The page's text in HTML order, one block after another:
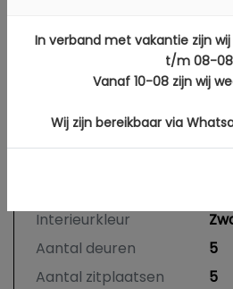
(internationaal)
APK vervaldatum
Carrosserie
Interieurkleur
Aantal deuren
5
Aantal zitplaatsen
5
In verband met vakantie zijn
t/m 08-
Vanaf 10-08 zijn wij
Wij zijn bereikbaar via